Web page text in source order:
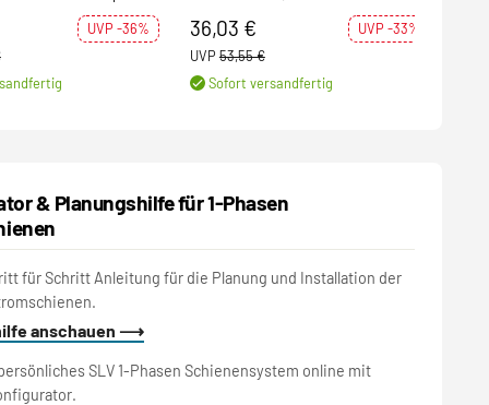
UVP -36%
Adapter
36,03 €
UVP -33%
UVP 53,55 €
Sofort versandfertig
& Planungshilfe für 1-Phasen
für Schritt Anleitung für die Planung und Installation der
anschauen ⟶
SLV 1-Phasen Schienensystem online mit